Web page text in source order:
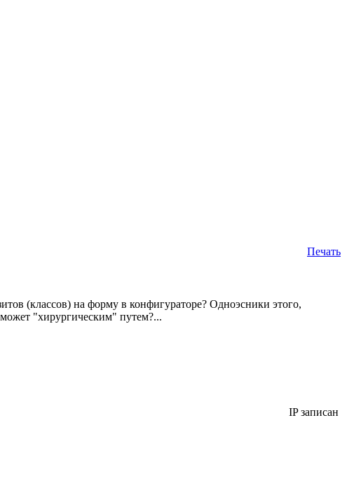
Печать
(классов) на форму в конфигураторе? Одноэсники этого,
"хирургическим" путем?...
IP записан